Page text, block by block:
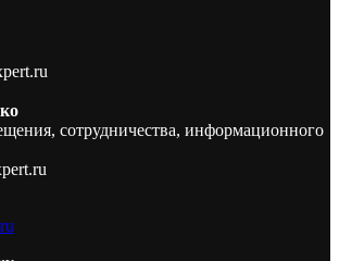
сотрудничества, информационного